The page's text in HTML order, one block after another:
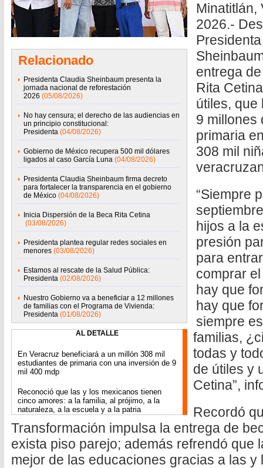
Relacionado
Presidenta Claudia Sheinbaum presenta la
jornada nacional de reforestación
2026 (05/08/2026)
No hay censura; el derecho de las audiencias en
un principio constitucional:
Presidenta (04/08/2026)
Gobierno de México recupera 500 mil dólares
ligados al caso García Luna (04/08/2026)
Presidenta Claudia Sheinbaum firma decreto
para fortalecer la transparencia en el gobierno
de México (04/08/2026)
Inicia Dispersión de la Beca Rita Cetina
(03/08/2026)
Presidenta plantea regular redes sociales en
menores (03/08/2026)
Estamos al rescate de la Salud Pública:
Presidenta (02/08/2026)
Nuestro Gobierno va a beneficiar a 12 millones
de familias con el Programa de Vivienda:
Presidenta (01/08/2026)
AL DETALLE
En Veracruz beneficiará a un millón 308 mil
estudiantes de primaria con una inversión de 9
mil 400 mdp
⁠Reconoció que las y los mexicanos tienen
cinco amores: a la familia, al prójimo, a la
naturaleza, a la escuela y a la patria
Minatitlán,
2026.-
entrega
Rita
útiles, que
9 millones
primaria
308 mil
“Siempre
hijos a la
presión
para
comprar
hay que
hay que
siempre
familias,
todas y
de útiles y
Cetina”,
Recordó
Transformación impulsa la entrega de
exista piso parejo; además refrendó que
mejor de las educaciones gracias a las